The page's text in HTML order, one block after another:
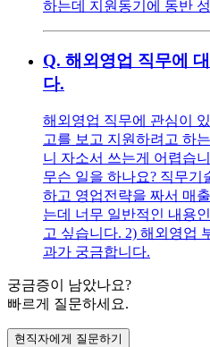
하는데 지원동기에 동반
Q. 해외영업 직무에
다.
해외영업 직무에 관심이
고를 보고 지원하려고 하
니 자소서 쓰는게 어렵습
무슨 일을 하나요? 직무기
하고 영업전략을 짜서 매
는데 너무 일반적인 내용
고 싶습니다. 2) 해외영업
과가 궁금합니다.
궁금증이 남았나요?
빠르게 질문하세요.
현직자에게 질문하기